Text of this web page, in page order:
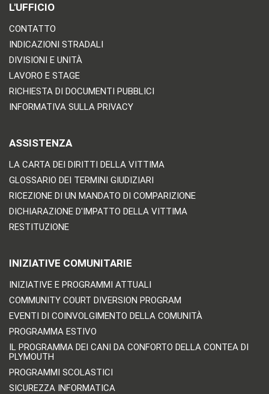
L'UFFICIO
CONTATTO
INDICAZIONI STRADALI
DIVISIONI E UNITÀ
LAVORO E STAGE
RICHIESTA DI DOCUMENTI PUBBLICI
INFORMATIVA SULLA PRIVACY
ASSISTENZA
LA CARTA DEI DIRITTI DELLA VITTIMA
GLOSSARIO DEI TERMINI GIUDIZIARI
RICEZIONE DI UN MANDATO DI COMPARIZIONE
DICHIARAZIONE D'IMPATTO DELLA VITTIMA
RESTITUZIONE
INIZIATIVE COMUNITARIE
INIZIATIVE E PROGRAMMI ATTUALI
COMMUNITY COURT DIVERSION PROGRAM
EVENTI DI COINVOLGIMENTO DELLA COMUNITÀ
PROGRAMMA ESTIVO
IL PROGRAMMA DEI CANI DA CONFORTO DELLA CONTEA DI
PLYMOUTH
PROGRAMMI SCOLASTICI
SICUREZZA INFORMATICA